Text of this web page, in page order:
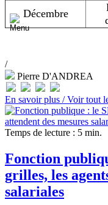
Décembre
/
Pierre D'ANDREA
En savoir plus /Voir tout
Temps de lecture : 5 min.
Fonction
grilles, les
salariales